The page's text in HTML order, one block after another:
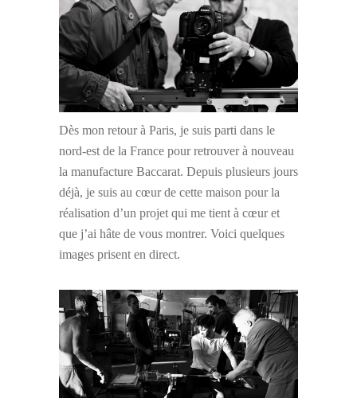
Dès mon retour à Paris, je suis parti dans le
nord-est de la France pour retrouver à nouveau
la manufacture Baccarat. Depuis plusieurs jours
déjà, je suis au cœur de cette maison pour la
réalisation d’un projet qui me tient à cœur et
que j’ai hâte de vous montrer. Voici quelques
images prisent en direct.